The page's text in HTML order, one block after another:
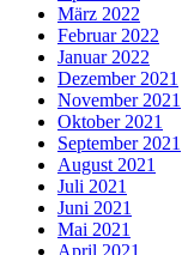
März 2022
Februar 2022
Januar 2022
Dezember 2021
November 2021
Oktober 2021
September 2021
August 2021
Juli 2021
Juni 2021
Mai 2021
April 2021